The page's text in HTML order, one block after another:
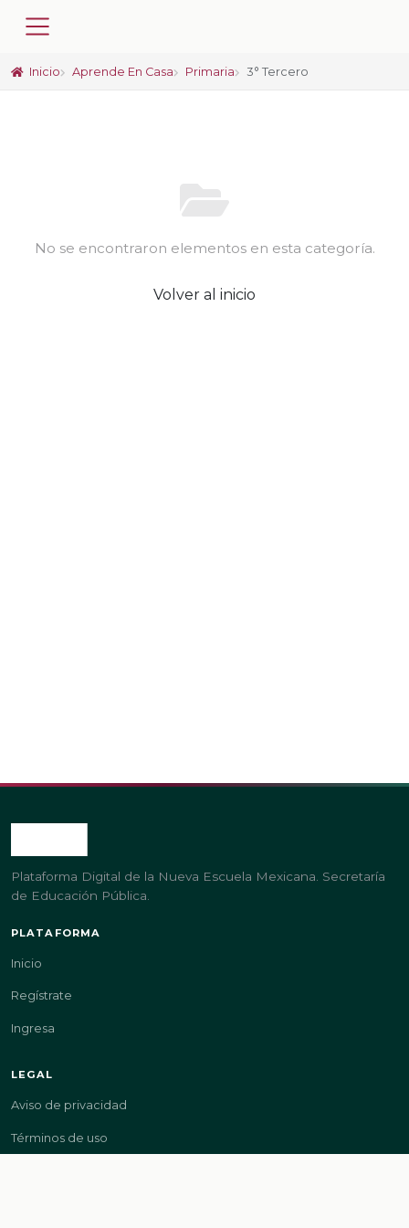
Inicio Aprende En Casa Primaria 3° Tercero
No se encontraron elementos en esta categoría.
Volver al inicio
Plataforma Digital de la Nueva Escuela Mexicana. Secretaría
de Educación Pública.
PLATAFORMA
Inicio
Regístrate
Ingresa
LEGAL
Aviso de privacidad
Términos de uso